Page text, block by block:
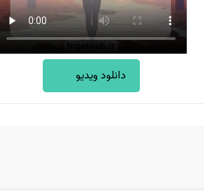
دانلود ویدیو